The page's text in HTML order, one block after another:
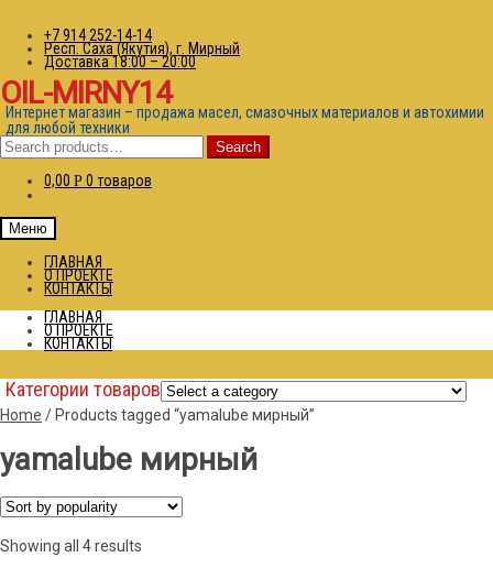
+7 914 252-14-14
Респ. Саха (Якутия), г. Мирный
Доставка 18:00 – 20:00
OIL-MIRNY14
Интернет магазин – продажа масел, смазочных материалов и автохимии
для любой техники
Search
for: Search
0,00 Р 0 товаров
Меню
ГЛАВНАЯ
О ПРОЕКТЕ
КОНТАКТЫ
ГЛАВНАЯ
О ПРОЕКТЕ
КОНТАКТЫ
Категории товаров
Home / Products tagged “yamalube мирный”
yamalube мирный
Showing all 4 results